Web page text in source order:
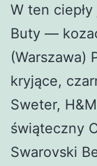
W ten
Buty —
(Warszawa)
kryjące,
Sweter,
świąteczny
Swarovski